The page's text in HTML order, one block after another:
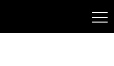
Kulturhaus Lüdenscheid